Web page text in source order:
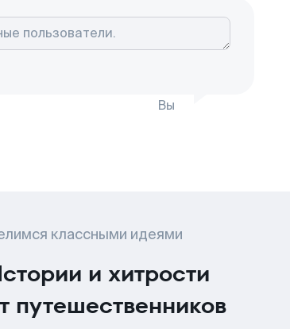
Вы
классными идеями
и хитрости
путешественников